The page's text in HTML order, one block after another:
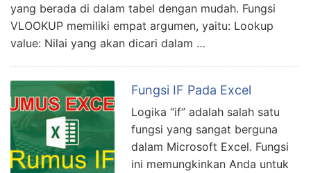
yang berada di dalam tabel dengan mudah. Fungsi
VLOOKUP memiliki empat argumen, yaitu: Lookup
value: Nilai yang akan dicari dalam …
Fungsi IF Pada Excel
Logika “if” adalah salah satu
fungsi yang sangat berguna
dalam Microsoft Excel. Fungsi
ini memungkinkan Anda untuk